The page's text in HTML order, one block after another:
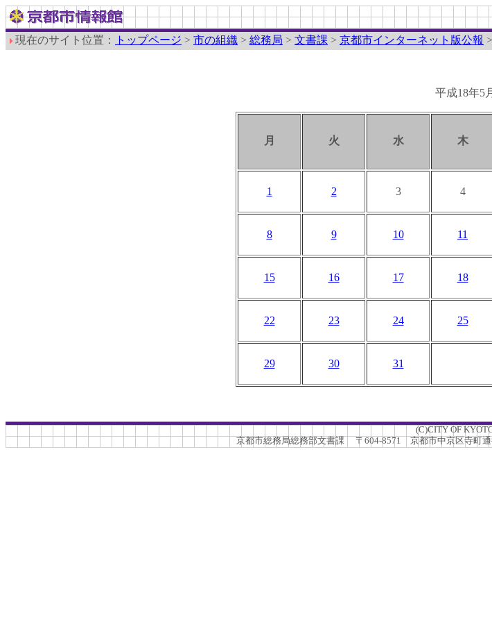
現在のサイト位置： トップページ > 市の組織 > 総務局 > 文書課 > 京都市インターネット版公報
平成18年5
月 火 水 木
1 2 3 4
8 9 10 11
15 16 17 18
22 23 24 25
29 30 31
(C)CITY OF
京都市総務局総務部文書課 〒604-8571 京都市中京区寺町